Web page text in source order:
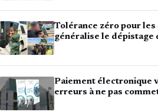
Tolérance zéro pour les
généralise le dépistage
Paiement électronique
erreurs à ne pas